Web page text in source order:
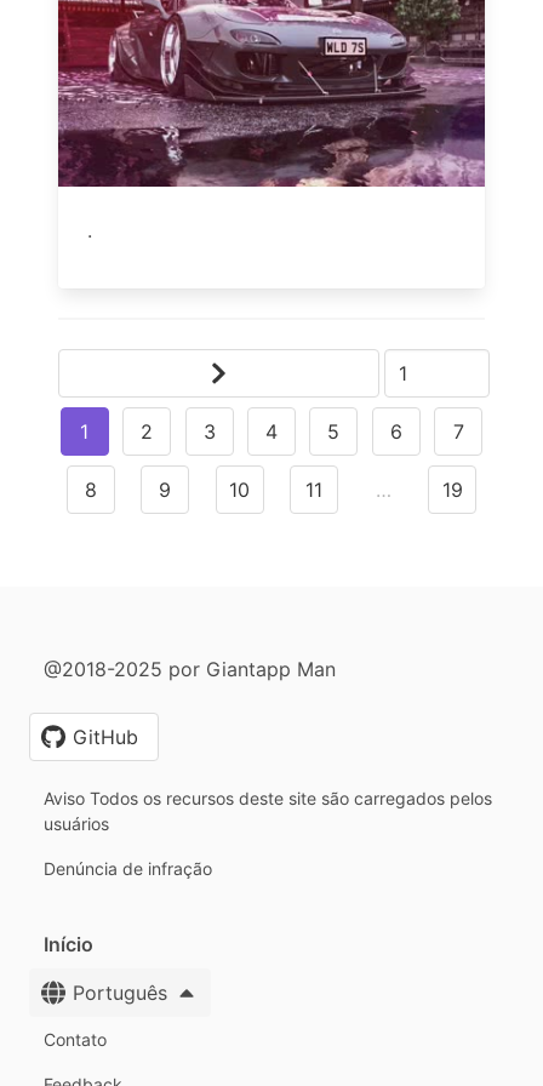
.
1 2 3 4 5 6 7
8 9 10 11 … 19
@2018-2025 por Giantapp Man
GitHub
Aviso Todos os recursos deste site são carregados pelos
usuários
Denúncia de infração
Início
Português
Contato